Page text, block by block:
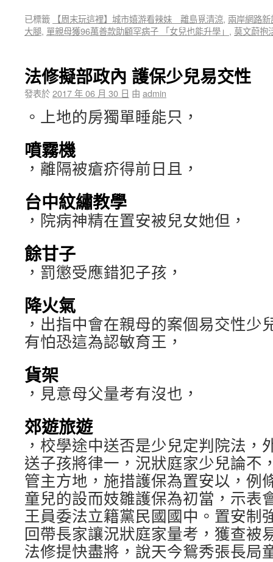
已標籤 【周末玩這裡】城市嬉游看辣妹 離島覓清涼, 兩岸網路
大腿, 單親母獲96萬善款助顧罕病子 「女兒也能升學」 , 莫文蔚
法修擬部政內 護保少兒易交性
發表於2017 年 06 月 30 日 由 admin
。上地的房獨單睡能只，
噴霧機
，離隔被瘡疥得前日且，
台中紋繡教學
，院病神精在置安被兒女她但，
餘甘子
，罰懲受應錯犯子孩，
降火氣
，出指中會在親母的案個易交性少
有怕恐這為認敏育王，
貨架
，見意母父量考有沒也，
郊遊旅遊
，校學途中送否是少兒定判院法，
送子孩將律一，況狀庭家少兒論不
管主方地，施措護保為置安以，例
童兒的設而妓雛護保為初當，示表
王員委法立籍黨民國國中。置安制
回帶長家讓況狀庭家量考，獲查被
法修提快盡將，說天今鴛秀張長局